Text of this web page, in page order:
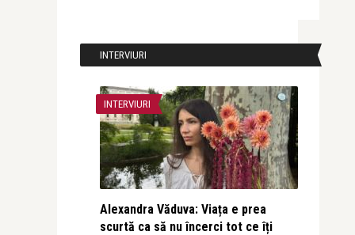
INTERVIURI
INTERVIURI
Alexandra Văduva: Viața e prea
scurtă ca să nu încerci tot ce îți